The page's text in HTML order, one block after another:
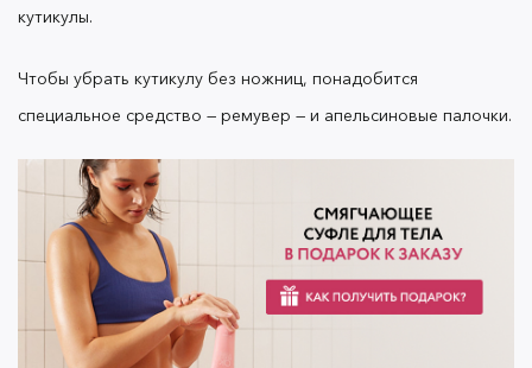
воду добавляют мыло, но безопаснее и полезнее
еще больше питательных веществ.
Соли для ванн OK Beautyпомимо минералов
Пошаговый домашний уход
кутикулы.
Чтобы убрать кутикулу без ножниц, понадобится
специальное средство — ремувер — и апельсиновые палочки.